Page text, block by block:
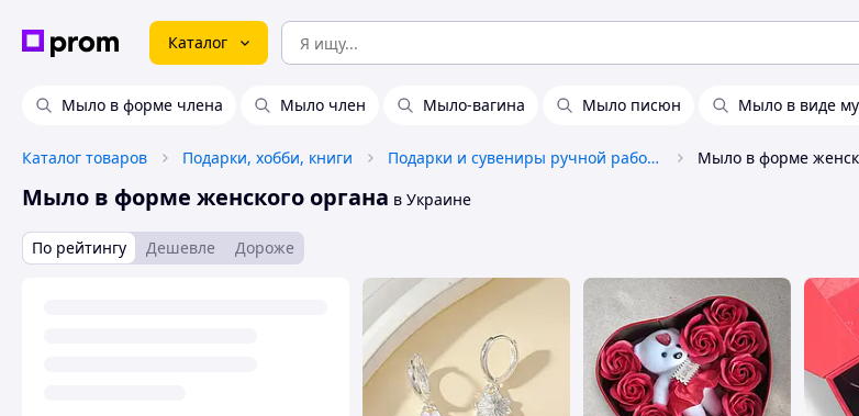
Каталог
Мыло в форме члена Мыло член Мыло-вагина Мыло писюн Мыло в виде
Каталог товаров Подарки, хобби, книги Подарки и сувениры ручной работы Мыло в форме
Мыло в форме женского органа в Украине
По рейтингу Дешевле Дороже